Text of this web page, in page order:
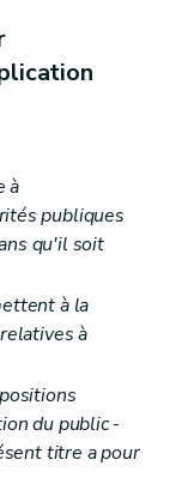
subventionnement
et de la subvention
à
publiques
qu'il soit
à la
à
du public-
titre a pour